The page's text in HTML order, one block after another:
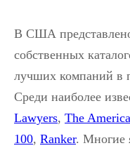
В США
собственных
лучших компаний в
Среди наиболее
Lawyers, The
100, Ranker. Многие